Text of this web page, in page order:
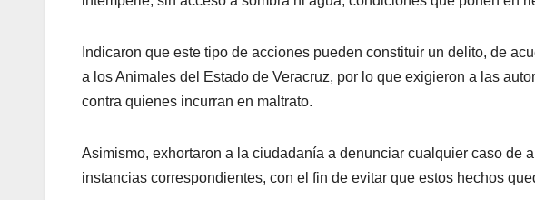
Indicaron que este tipo de acciones pueden constituir un delito, de
a los Animales del Estado de Veracruz, por lo que exigieron a las
contra quienes incurran en maltrato.
Asimismo, exhortaron a la ciudadanía a denunciar cualquier caso de
instancias correspondientes, con el fin de evitar que estos hechos